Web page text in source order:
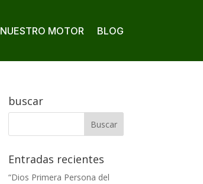
NUESTRO MOTOR BLOG
buscar
Entradas recientes
“Dios Primera Persona del